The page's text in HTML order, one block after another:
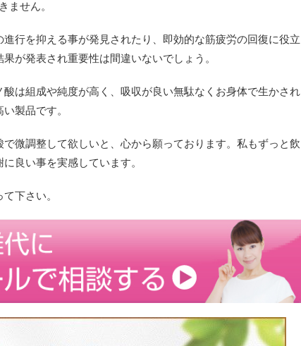
ません。
行を抑える事が発見されたり、即効的な筋疲労の回復に役立
が発表され重要性は間違いないでしょう。
は組成や純度が高く、吸収が良い無駄なくお身体で生かされ
製品です。
微調整して欲しいと、心から願っております。私もずっと飲
良い事を実感しています。
下さい。